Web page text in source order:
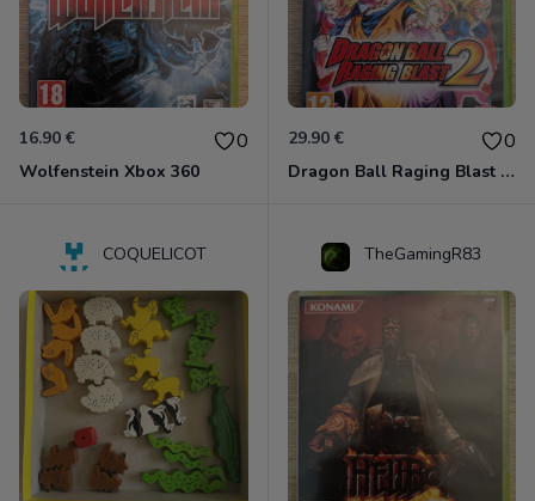
16.90 € 0
Wolfenstein Xbox 360
29.90 € 0
Dragon Ball Raging Blast 2 Xbox 360
COQUELICOT TheGamingR83